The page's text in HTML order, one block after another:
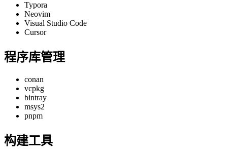
Typora
Neovim
Visual Studio Code
Cursor
程序库管理
conan
vcpkg
bintray
msys2
pnpm
构建工具